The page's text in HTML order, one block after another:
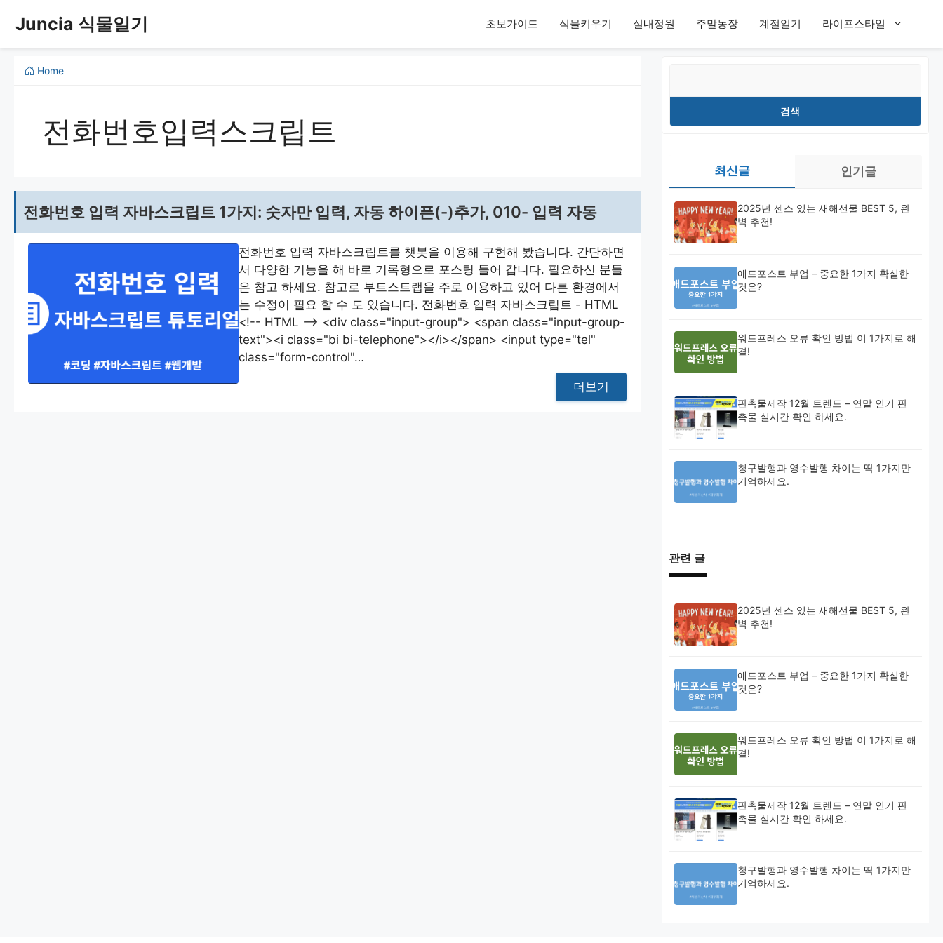
Juncia 식물일기 초보가이드 식물키우기 실내정원 주말농장 계절일기 라이프스타일
Home
전화번호입력스크립트
전화번호 입력 자바스크립트 1가지: 숫자만 입력, 자동 하이픈(-)추가, 010- 입력 자동
전화번호 입력 자바스크립트를 챗봇을 이용해 구현해 봤습니다. 간단하면
서 다양한 기능을 해 바로 기록형으로 포스팅 들어 갑니다. 필요하신 분들
은 참고 하세요. 참고로 부트스트랩을 주로 이용하고 있어 다른 환경에서
는 수정이 필요 할 수 도 있습니다. 전화번호 입력 자바스크립트 - HTML
<!-- HTML --> <div class="input-group"> <span class="input-group-
text"><i class="bi bi-telephone"></i></span> <input type="tel"
class="form-control"…
더보기
검색
최신글 인기글
2025년 센스 있는 새해선물 BEST 5, 완
벽 추천!
애드포스트 부업 – 중요한 1가지 확실한
것은?
워드프레스 오류 확인 방법 이 1가지로 해
결!
판촉물제작 12월 트렌드 – 연말 인기 판
촉물 실시간 확인 하세요.
청구발행과 영수발행 차이는 딱 1가지만
기억하세요.
관련 글
2025년 센스 있는 새해선물 BEST 5, 완
벽 추천!
애드포스트 부업 – 중요한 1가지 확실한
것은?
워드프레스 오류 확인 방법 이 1가지로 해
결!
판촉물제작 12월 트렌드 – 연말 인기 판
촉물 실시간 확인 하세요.
청구발행과 영수발행 차이는 딱 1가지만
기억하세요.